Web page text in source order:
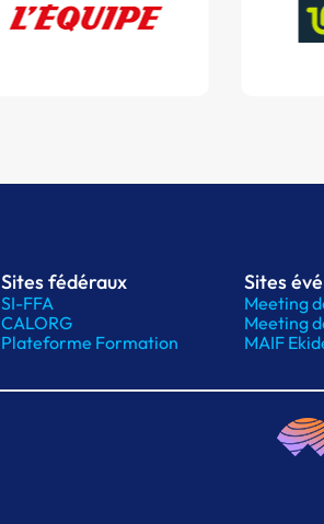
Sites fédéraux
SI-FFA
CALORG
Plateforme Formation
Sites
Meeting
Meeting
MAIF